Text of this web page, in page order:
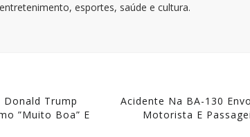
esportes, saúde e cultura.
Trump
”muito Boa” E
Acidente Na BA-130
Motorista E